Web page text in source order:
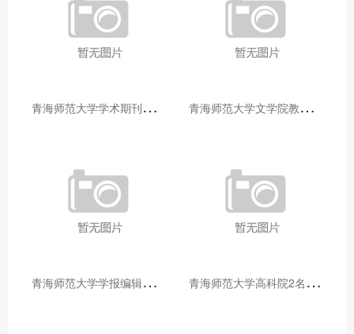
青
海师范大学学术期刊两个专栏入选2025年青海省期刊重点专栏 青
海师范大学文学院教师赴山东省相关高校和学术机构交流学习
青
海师范大学学报编辑部赴大通县城关镇上毛佰胜村开展帮扶慰问活动 青
海师范大学高科院2名专家当选中国科学院院士